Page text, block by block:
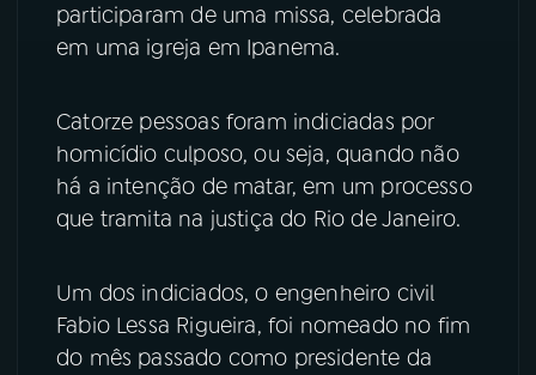
participaram de uma missa, celebrada
em uma igreja em Ipanema.
Catorze pessoas foram indiciadas por
homicídio culposo, ou seja, quando não
há a intenção de matar, em um processo
que tramita na justiça do Rio de Janeiro.
Um dos indiciados, o engenheiro civil
Fabio Lessa Rigueira, foi nomeado no fim
do mês passado como presidente da